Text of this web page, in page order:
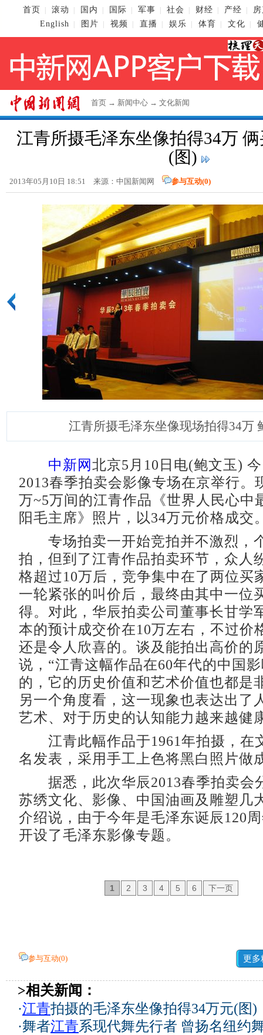
首页 滚动 国内 国际 军事 社会 财经 产经
English
图片 视频 直播 娱乐 体育 文化
首页 → 新闻中心 → 文化新闻
江青所摄毛泽东坐像拍得34万
(图)
2013年05月10日 18:51 来源： 中国新闻网 参与互动(0)
江青所摄毛泽东坐像现场拍得34万
中新网 北京5月10日电(鲍文玉)
2013春季拍卖会影像专场在京举行。
万~5万间的江青作品《世界人民心中
阳毛主席》照片，以34万元价格成交
专场拍卖一开始竞拍并不激烈，
拍，但到了江青作品拍卖环节，众人
格超过10万后，竞争集中在了两位买
一轮紧张的叫价后，最终由其中一位
得。对此，华辰拍卖公司董事长甘学
本的预计成交价在10万左右，不过价
还是令人欣喜的。谈及能拍出高价的
说，“江青这幅作品在60年代的中国
的，它的历史价值和艺术价值也都是
另一个角度看，这一现象也表达出了
艺术、对于历史的认知能力越来越健
江青此幅作品于1961年拍摄，在
名发表，采用手工上色将黑白照片做
据悉，此次华辰2013春季拍卖会
苏绣文化、影像、中国油画及雕塑几
介绍说，由于今年是毛泽东诞辰120
开设了毛泽东影像专题。
1 2 3 4 5 6 下一页
参与互动(0) 更多
>相关新闻：
·江青拍摄的毛泽东坐像拍得34万元(图)
·舞者江青系现代舞先行者 曾扬名纽约